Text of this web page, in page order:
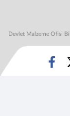
Devlet Malzeme Ofisi